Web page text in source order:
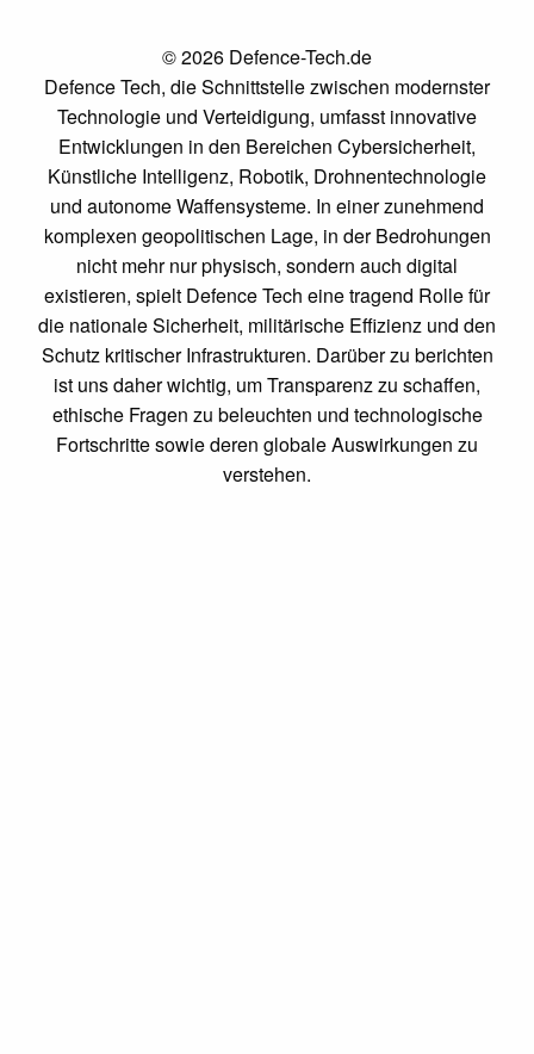
© 2026 Defence-Tech.de
Defence Tech, die Schnittstelle zwischen modernster
Technologie und Verteidigung, umfasst innovative
Entwicklungen in den Bereichen Cybersicherheit,
Künstliche Intelligenz, Robotik, Drohnentechnologie
und autonome Waffensysteme. In einer zunehmend
komplexen geopolitischen Lage, in der Bedrohungen
nicht mehr nur physisch, sondern auch digital
existieren, spielt Defence Tech eine tragend Rolle für
die nationale Sicherheit, militärische Effizienz und den
Schutz kritischer Infrastrukturen. Darüber zu berichten
ist uns daher wichtig, um Transparenz zu schaffen,
ethische Fragen zu beleuchten und technologische
Fortschritte sowie deren globale Auswirkungen zu
verstehen.